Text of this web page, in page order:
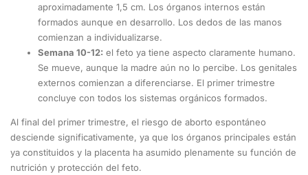
aproximadamente 1,5 cm. Los órganos internos están
formados aunque en desarrollo. Los dedos de las manos
comienzan a individualizarse.
Semana 10-12: el feto ya tiene aspecto claramente humano.
Se mueve, aunque la madre aún no lo percibe. Los genitales
externos comienzan a diferenciarse. El primer trimestre
concluye con todos los sistemas orgánicos formados.
Al final del primer trimestre, el riesgo de aborto espontáneo
desciende significativamente, ya que los órganos principales están
ya constituidos y la placenta ha asumido plenamente su función de
nutrición y protección del feto.